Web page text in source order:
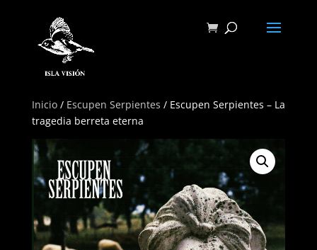
Inicio/ Escupen Serpientes / Escupen Serpientes – La
tragedia berreta eterna